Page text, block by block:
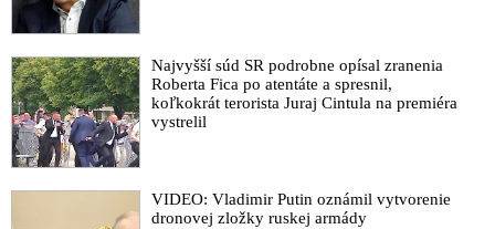
Najvyšší súd SR podrobne opísal zranenia
Roberta Fica po atentáte a spresnil,
koľkokrát terorista Juraj Cintula na premiéra
vystrelil
VIDEO: Vladimir Putin oznámil vytvorenie
dronovej zložky ruskej armády